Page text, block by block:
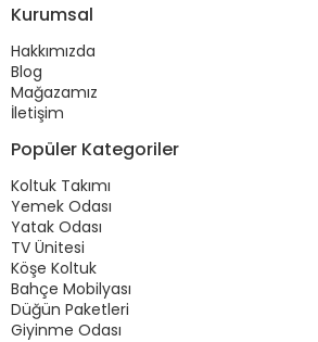
Kurumsal
Hakkımızda
Blog
Mağazamız
İletişim
Popüler Kategoriler
Koltuk Takımı
Yemek Odası
Yatak Odası
TV Ünitesi
Köşe Koltuk
Bahçe Mobilyası
Düğün Paketleri
Giyinme Odası